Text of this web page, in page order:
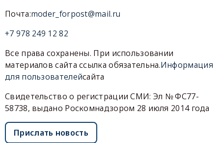
Почта:moder_forpost@mail.ru
+7 978 249 12 82
Все права сохранены. При использовании
материалов сайта ссылка обязательна.Информация
для пользователейсайта
Свидетельство о регистрации СМИ: Эл № ФС77-
58738, выдано Роскомнадзором 28 июля 2014 года
Прислать новость